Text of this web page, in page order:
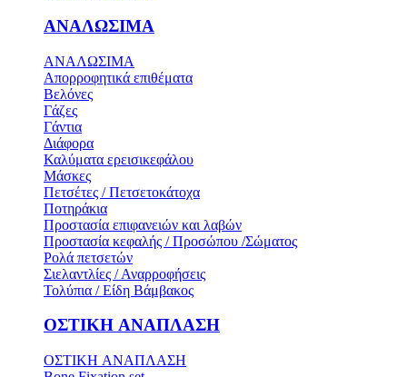
ΑΝΑΛΩΣΙΜΑ
ΑΝΑΛΩΣΙΜΑ
Απορροφητικά επιθέματα
Βελόνες
Γάζες
Γάντια
Διάφορα
Καλύματα ερεισικεφάλου
Μάσκες
Πετσέτες / Πετσετοκάτοχα
Ποτηράκια
Προστασία επιφανειών και λαβών
Προστασία κεφαλής / Προσώπου /Σώματος
Ρολά πετσετών
Σιελαντλίες / Αναρροφήσεις
Τολύπια / Είδη Βάμβακος
ΟΣΤΙΚH ΑΝΑΠΛΑΣH
ΟΣΤΙΚH ΑΝΑΠΛΑΣH